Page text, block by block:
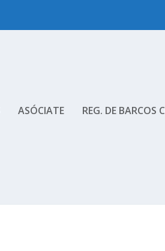
ASÓCIATE REG. DE BARCOS